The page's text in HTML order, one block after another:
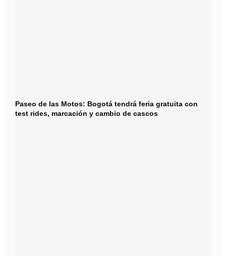
Paseo de las Motos: Bogotá tendrá feria gratuita con
test rides, marcación y cambio de cascos